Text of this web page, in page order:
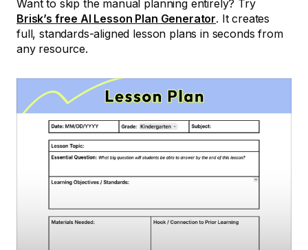
Want to skip the manual planning entirely? Try
Brisk’s free AI Lesson Plan Generator. It creates
full, standards-aligned lesson plans in seconds from
any resource.